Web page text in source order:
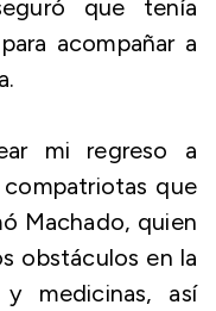
que tenía
acompañar a
mi regreso a
que
Machado, quien
obstáculos en la
medicinas, así